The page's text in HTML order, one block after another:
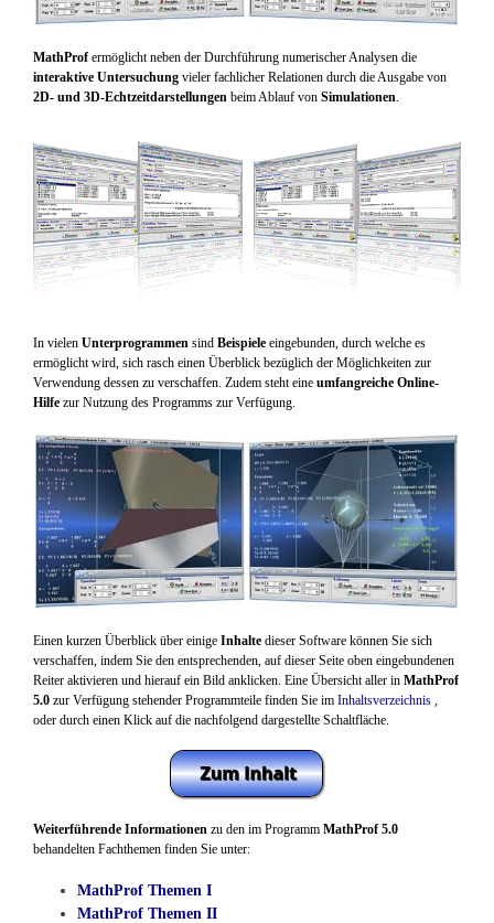
MathProfermöglicht neben der Durchführung numerischer Analysen die
interaktive Untersuchung vieler fachlicher Relationen durch die Ausgabe von
2D- und 3D-Echtzeitdarstellungen beim Ablauf von Simulationen.
In vielen Unterprogrammen sind Beispiele eingebunden, durch welche es
ermöglicht wird, sich rasch einen Überblick bezüglich der Möglichkeiten zur
Verwendung dessen zu verschaffen. Zudem steht eine umfangreiche Online-
Hilfe zur Nutzung des Programms zur Verfügung.
Einen kurzen Überblick über einige Inhalte dieser Software können Sie sich
verschaffen, indem Sie den entsprechenden, auf dieser Seite oben eingebundenen
Reiter aktivieren und hierauf ein Bild anklicken. Eine Übersicht aller in MathProf
5.0 zur Verfügung stehender Programmteile finden Sie im Inhaltsverzeichnis ,
oder durch einen Klick auf die nachfolgend dargestellte Schaltfläche.
Weiterführende Informationen zu den im Programm MathProf 5.0
behandelten Fachthemen finden Sie unter:
MathProf Themen I
MathProf Themen II